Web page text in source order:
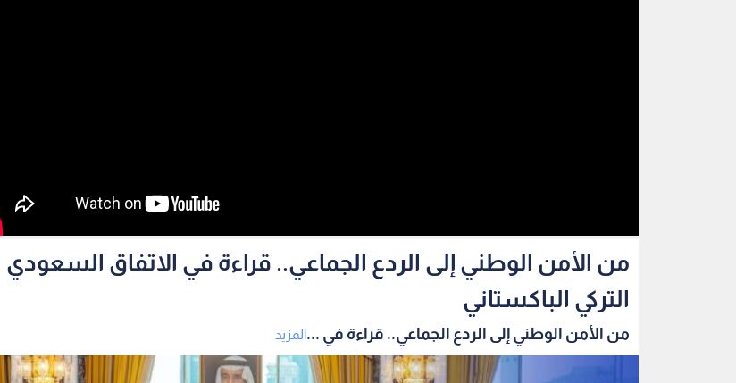
من الأمن الوطني إلى الردع الجماعي.. قراءة في الاتفاق السعودي
التركي الباكستاني
من الأمن الوطني إلى الردع الجماعي.. قراءة في ...المزيد